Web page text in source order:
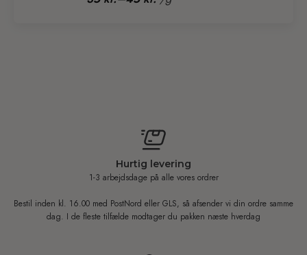
Hurtig levering
1-3 arbejdsdage på alle vores ordrer
Bestil inden kl. 16.00 med PostNord eller GLS, så afsender vi din ordre samme
dag. I de fleste tilfælde modtager du pakken næste hverdag